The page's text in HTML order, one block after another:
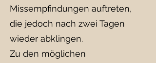
Missempfindungen auftreten,
die jedoch nach zwei Tagen
wieder abklingen.
Zu den möglichen